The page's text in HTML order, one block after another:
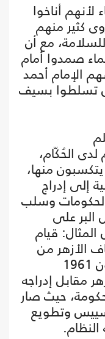
أناخوا
كثير منهم
للسلامة، مع أن
صمدوا أمام
الإمام أحمد
تسلطوا بسيف
لدى الحُكّام،
منها،
إلى إدراج
الحكومات وسلب
البر على
قيام
الأزهر من
الأراضي الزراعية وإصدار قانون 1961
مقابل إدراجه
حيث صار
وتطويع